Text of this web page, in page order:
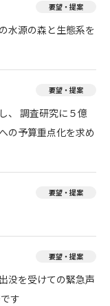
要望・提案
水源の森と生態系を
要望・提案
、 調査研究に５億
の予算重点化を求め
要望・提案
要望・提案
没を受けての緊急声
す